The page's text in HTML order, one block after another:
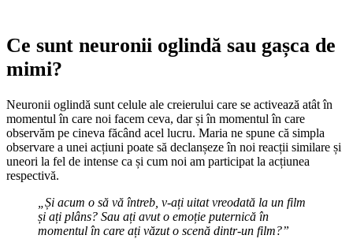
Ce sunt neuronii oglindă sau gașca de
mimi?
Neuronii oglindă sunt celule ale creierului care se activează atât în
momentul în care noi facem ceva, dar și în momentul în care
observăm pe cineva făcând acel lucru. Maria ne spune că simpla
observare a unei acțiuni poate să declanșeze în noi reacții similare și
uneori la fel de intense ca și cum noi am participat la acțiunea
respectivă.
Și acum o să vă întreb, v-ați uitat vreodată la un film
și ați plâns? Sau ați avut o emoție puternică în
momentul în care ați văzut o scenă dintr-un film?”